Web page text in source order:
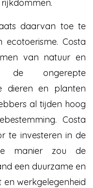
daarvan toe te
Costa
van natuur en
de ongerepte
dieren en planten
al tijden hoog
Costa
te investeren in de
manier zou de
een duurzame en
werkgelegenheid